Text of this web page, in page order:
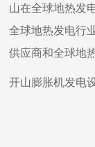
山在全球地热发
全球地热发电行
供应商和全球地
开山膨胀机发电